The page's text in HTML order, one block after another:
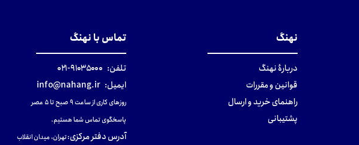
نهنگ
دربارهٔ نهنگ
قوانین و مقررات
راهنمای خرید و ارسال
پشتیبانی
تماس با نهنگ
تلفن: ۹۱۰۳۵۰۰۰-۰۲۱
ایمیل: info@nahang.ir
روزهای کاری از ساعت ۹ صبح تا ۵ عصر
پاسخگوی تماس شما هستیم.
آدرس دفتر مرکزی:تهران، میدان انقلاب